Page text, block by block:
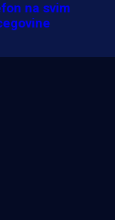
na svim